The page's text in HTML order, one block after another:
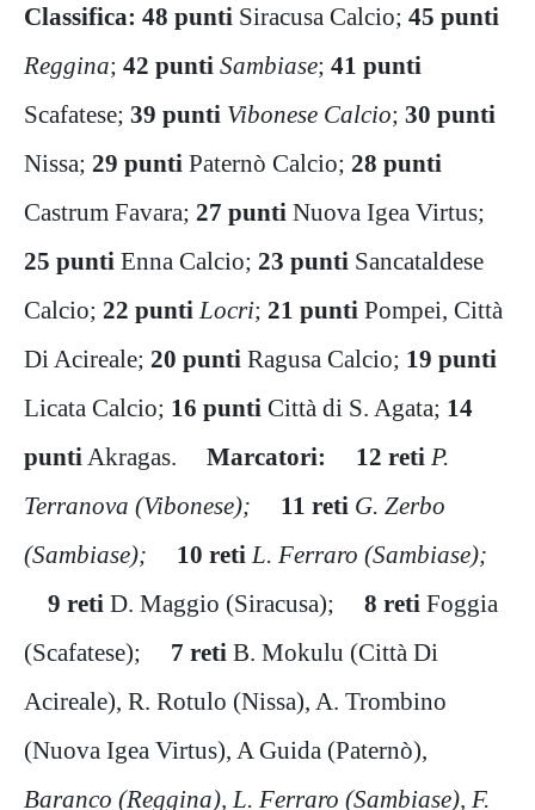
Classifica: 48 punti Siracusa Calcio; 45 punti
Reggina; 42 punti Sambiase; 41 punti
Scafatese; 39 punti Vibonese Calcio; 30 punti
Nissa; 29 punti Paternò Calcio; 28 punti
Castrum Favara; 27 punti Nuova Igea Virtus;
25 punti Enna Calcio; 23 punti Sancataldese
Calcio; 22 punti Locri; 21 punti Pompei, Città
Di Acireale; 20 punti Ragusa Calcio; 19 punti
Licata Calcio; 16 punti Città di S. Agata; 14
punti Akragas. Marcatori: 12 reti P.
Terranova (Vibonese); 11 reti G. Zerbo
(Sambiase); 10 reti L. Ferraro (Sambiase);
9 reti D. Maggio (Siracusa); 8 reti Foggia
(Scafatese); 7 reti B. Mokulu (Città Di
Acireale), R. Rotulo (Nissa), A. Trombino
(Nuova Igea Virtus), A Guida (Paternò),
Baranco (Reggina), L. Ferraro (Sambiase), F.